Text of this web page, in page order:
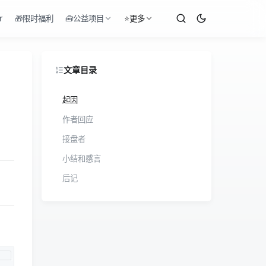
🎁限时福利 🧰公益项目 ⭐更多
文章目录
起因
作者回应
接盘者
小结和感言
后记